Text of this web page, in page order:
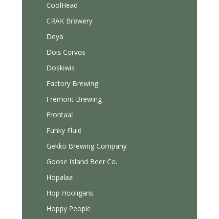
CoolHead
CRAK Brewery
Deya
Dois Corvos
Doskiwis
Factory Brewing
Fremont Brewing
Frontaal
Funky Fluid
Gekko Brewing Company
Goose Island Beer Co.
Hopalaa
Hop Hooligans
Hoppy People